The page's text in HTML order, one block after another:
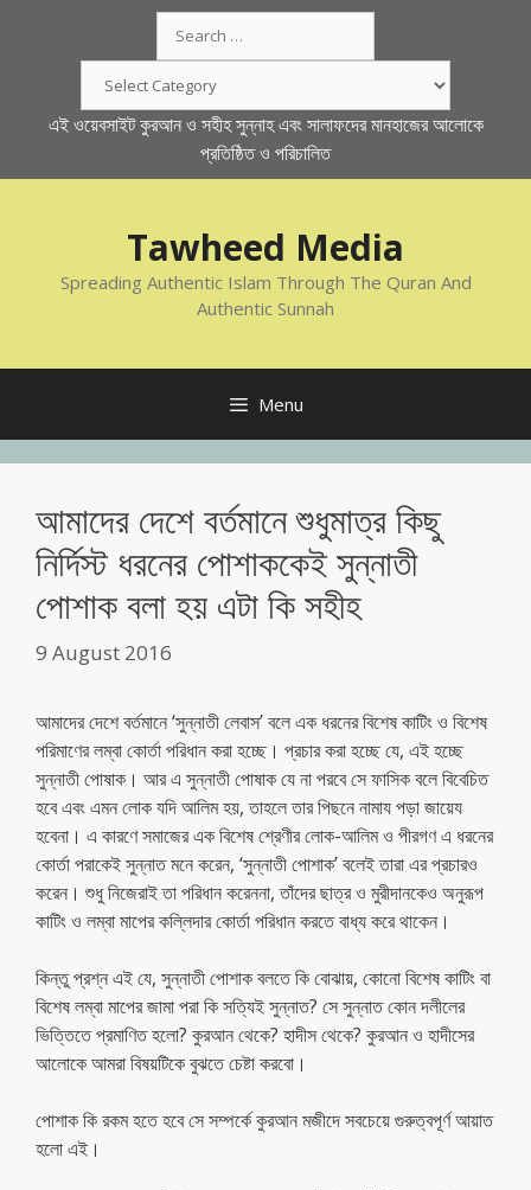
for:
এই ওয়েবসাইট কুরআন ও সহীহ সুন্নাহ এবং সালাফদের মানহাজের আলোকে
প্রতিষ্ঠিত ও পরিচালিত
Tawheed Media
Spreading Authentic Islam Through The Quran And
Authentic Sunnah
Menu
আমাদের দেশে বর্তমানে শুধুমাত্র কিছু
নির্দিস্ট ধরনের পোশাককেই সুন্নাতী
পোশাক বলা হয় এটা কি সহীহ
9 August 2016
আমাদের দেশে বর্তমানে ‘সুন্নাতী লেবাস’ বলে এক ধরনের বিশেষ কাটিং ও বিশেষ
পরিমাণের লম্বা কোর্তা পরিধান করা হচ্ছে। প্রচার করা হচ্ছে যে, এই হচ্ছে
সুন্নাতী পোষাক। আর এ সুন্নাতী পোষাক যে না পরবে সে ফাসিক বলে বিবেচিত
হবে এবং এমন লোক যদি আলিম হয়, তাহলে তার পিছনে নামায পড়া জায়েয
হবেনা। এ কারণে সমাজের এক বিশেষ শ্রেণীর লোক-আলিম ও পীরগণ এ ধরনের
কোর্তা পরাকেই সুন্নাত মনে করেন, ‘সুন্নাতী পোশাক’ বলেই তারা এর প্রচারও
করেন। শুধু নিজেরাই তা পরিধান করেননা, তাঁদের ছাত্র ও মুরীদানকেও অনুরূপ
কাটিং ও লম্বা মাপের কল্লিদার কোর্তা পরিধান করতে বাধ্য করে থাকেন।
কিন্তু প্রশ্ন এই যে, সুন্নাতী পোশাক বলতে কি বোঝায়, কোনো বিশেষ কাটিং বা
বিশেষ লম্বা মাপের জামা পরা কি সত্যিই সুন্নাত? সে সুন্নাত কোন দলীলের
ভিত্তিতে প্রমাণিত হলো? কুরআন থেকে? হাদীস থেকে? কুরআন ও হাদীসের
আলোকে আমরা বিষয়টিকে বুঝতে চেষ্টা করবো।
পোশাক কি রকম হতে হবে সে সম্পর্কে কুরআন মজীদে সবচেয়ে গুরুত্বপূর্ণ আয়াত
হলো এই।